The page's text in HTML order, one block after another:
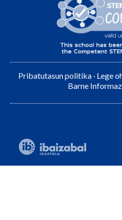
Pribatutasun politika · Lege
Barne